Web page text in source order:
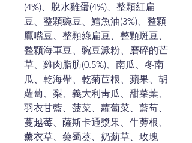
(4%)、脫水雞蛋(4%)、整顆紅扁
豆、整顆豌豆、鱈魚油(3%)、整顆
鷹嘴豆、整顆綠扁豆、整顆斑豆、
整顆海軍豆、豌豆澱粉、磨碎的芒
草、雞肉脂肪(0.5%)、南瓜、冬南
瓜、乾海帶、乾菊苣根、蘋果、胡
蘿蔔、梨、義大利靑瓜、甜菜葉、
羽衣甘藍、菠菜、蘿蔔菜、藍莓、
蔓越莓、薩斯卡通漿果、牛蒡根、
薰衣草、藥蜀葵、奶薊草、玫瑰